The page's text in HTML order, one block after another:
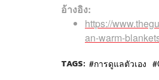
อ้างอิง:
https://
an-warm-
TAGS: การดูแลตัวเอง